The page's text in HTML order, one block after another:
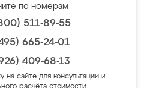
по номерам
511-89-55
665-24-01
409-68-13
на сайте для консультации и